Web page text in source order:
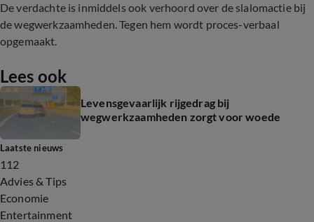
De verdachte is inmiddels ook verhoord over de slalomactie bij
de wegwerkzaamheden. Tegen hem wordt proces-verbaal
opgemaakt.
Lees ook
Levensgevaarlijk rijgedrag bij
wegwerkzaamheden zorgt voor woede
Laatste nieuws
112
Advies & Tips
Economie
Entertainment